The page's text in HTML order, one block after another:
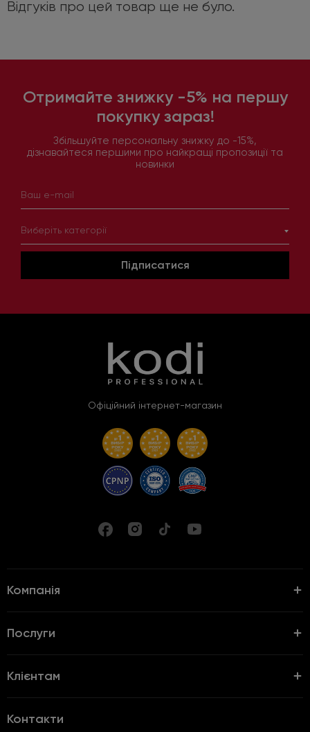
Відгуків про цей товар ще не було.
Отримайте знижку -5% на першу
покупку зараз!
Збільшуйте персональну знижку до -15%,
дізнавайтеся першими про найкращі пропозиції та
новинки
Виберіть категорії
Підписатися
Офіційний інтернет-магазин
Компанія
Послуги
Клієнтам
Контакти